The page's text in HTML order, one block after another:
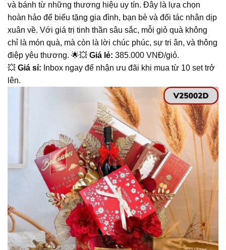
và bánh từ những thương hiệu uy tín. Đây là lựa chọn
hoàn hảo để biếu tặng gia đình, bạn bè và đối tác nhân dịp
xuân về. Với giá trị tinh thần sâu sắc, mỗi giỏ quà không
chỉ là món quà, mà còn là lời chúc phúc, sự tri ân, và thông
điệp yêu thương. 🌟💥 Giá lẻ: 385.000 VNĐ/giỏ.
💥 Giá sỉ: Inbox ngay để nhận ưu đãi khi mua từ 10 set trở
lên.